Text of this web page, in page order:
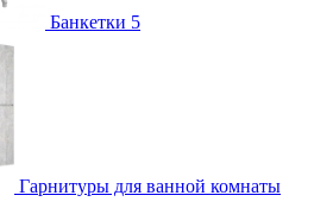
Банкетки 5
Гарнитуры для ванной комнаты